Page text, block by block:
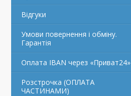
Відгуки
Умови повернення і обміну.
Гарантія
Оплата IBAN через «Приват24»
Розстрочка (ОПЛАТА
ЧАСТИНАМИ)